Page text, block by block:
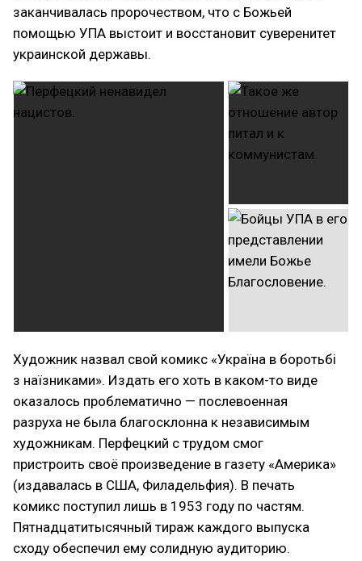
заканчивалась пророчеством, что с Божьей
помощью УПА выстоит и восстановит суверенитет
украинской державы.
Художник назвал свой комикс «Україна в боротьбі
з наїзниками»‎. Издать его хоть в каком-то виде
оказалось проблематично — послевоенная
разруха не была благосклонна к независимым
художникам. Перфецкий с трудом смог
пристроить своё произведение в газету «Америка»‎
(издавалась в США, Филадельфия). В печать
комикс поступил лишь в 1953 году по частям.
Пятнадцатитысячный тираж каждого выпуска
сходу обеспечил ему солидную аудиторию.